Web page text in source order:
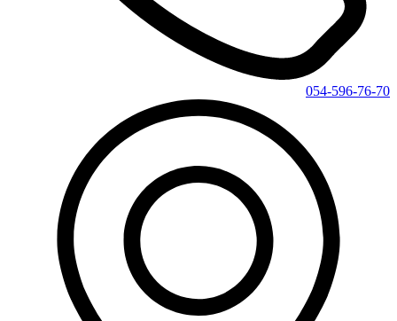
054-596-76-70